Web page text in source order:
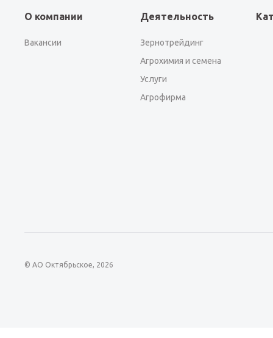
О компании
Вакансии
Деятельность
Зернотрейдинг
Агрохимия и семена
Услуги
Агрофирма
© АО Октябрьское, 2026